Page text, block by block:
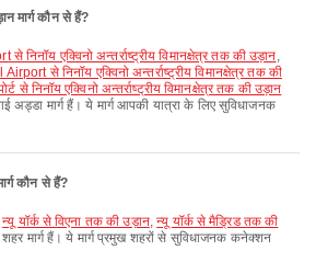
मार्ग कौन से हैं?
निनॉय एक्विनो अन्तर्राष्ट्रीय विमानक्षेत्र तक की उड़ान,
से निनॉय एक्विनो अन्तर्राष्ट्रीय विमानक्षेत्र तक की
से निनॉय एक्विनो अन्तर्राष्ट्रीय विमानक्षेत्र तक की उड़ान
अड्डा मार्ग हैं। ये मार्ग आपकी यात्रा के लिए सुविधाजनक
कौन से हैं?
न्यू यॉर्क से विएना तक की उड़ान,न्यू यॉर्क से मैड्रिड तक की
मार्ग हैं। ये मार्ग प्रमुख शहरों से सुविधाजनक कनेक्शन